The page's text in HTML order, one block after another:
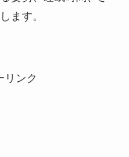
ます。
リンク